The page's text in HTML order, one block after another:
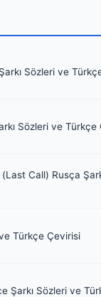
Sözleri ve
Sözleri ve Türkçe
Call) Rusça
Türkçe Çevirisi
Şarkı Sözleri ve